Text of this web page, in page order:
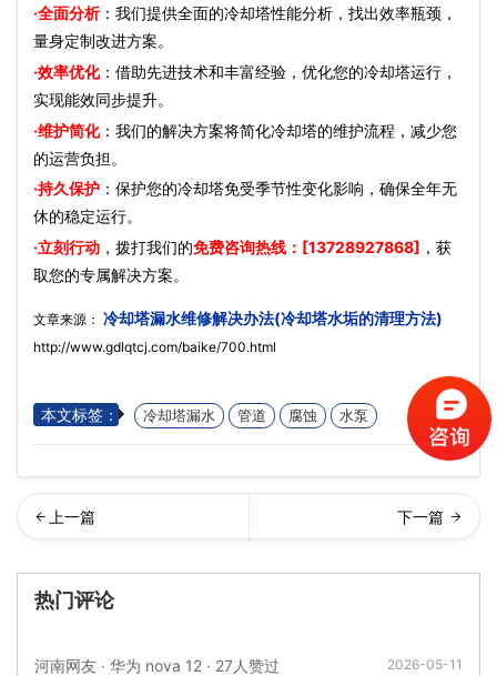
·全面分析：我们提供全面的冷却塔性能分析，找出效率瓶颈，
量身定制改进方案。
·效率优化：借助先进技术和丰富经验，优化您的冷却塔运行，
实现能效同步提升。
·维护简化：我们的解决方案将简化冷却塔的维护流程，减少您
的运营负担。
·持久保护 ：保护您的冷却塔免受季节性变化影响，确保全年无
休的稳定运行。
·立刻行动 ，拨打我们的免费咨询热线：[13728927868] ，获
取您的专属解决方案。
文章来源： 冷却塔漏水维修解决办法(冷却塔水垢的清理方法)
http://www.gdlqtcj.com/baike/700.html
本文标签： 冷却塔漏水 管道 腐蚀 水泵
却塔配件,填料生…
热门评论
河南网友 · 华为 nova 12 · 27人赞过 2026-05-11